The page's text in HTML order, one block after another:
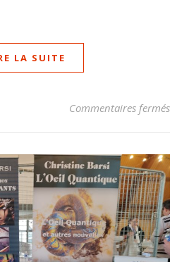
LA SUITE
Commentaires fermés